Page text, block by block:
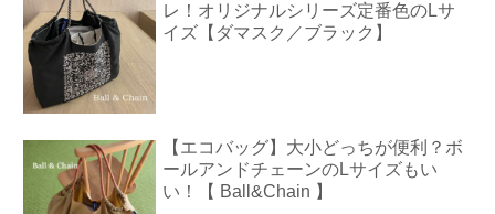
レ！オリジナルシリーズ定番色のLサ
イズ【ダマスク／ブラック】
【エコバッグ】大小どっちが便利？ボ
ールアンドチェーンのLサイズもい
い！【 Ball&Chain 】